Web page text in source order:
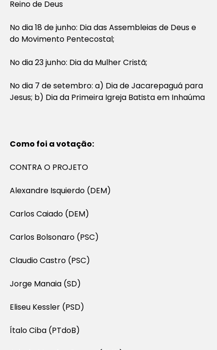
Reino de Deus
No dia 18 de junho: Dia das Assembleias de Deus e
do Movimento Pentecostal;
No dia 23 junho: Dia da Mulher Cristã;
No dia 7 de setembro: a) Dia de Jacarepaguá para
Jesus; b) Dia da Primeira Igreja Batista em Inhaúma
Como foi a votação:
CONTRA O PROJETO
Alexandre Isquierdo (DEM)
Carlos Caiado (DEM)
Carlos Bolsonaro (PSC)
Claudio Castro (PSC)
Jorge Manaia (SD)
Eliseu Kessler (PSD)
Ítalo Ciba (PTdoB)